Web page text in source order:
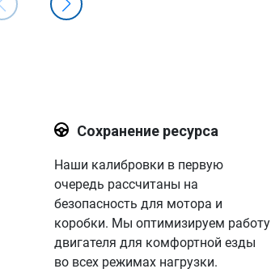
Сохранение ресурса
Наши калибровки в первую
очередь рассчитаны на
безопасность для мотора и
коробки. Мы оптимизируем работу
двигателя для комфортной езды
во всех режимах нагрузки.